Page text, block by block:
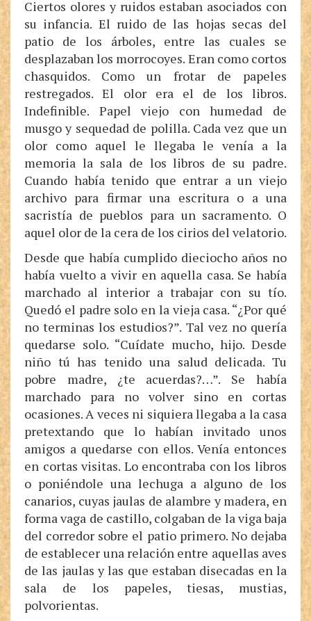
Ciertos olores y ruidos estaban asociados con
su infancia. El ruido de las hojas secas del
patio de los árboles, entre las cuales se
desplazaban los morrocoyes. Eran como cortos
chasquidos. Como un frotar de papeles
restregados. El olor era el de los libros.
Indefinible. Papel viejo con humedad de
musgo y sequedad de polilla. Cada vez que un
olor como aquel le llegaba le venía a la
memoria la sala de los libros de su padre.
Cuando había tenido que entrar a un viejo
archivo para firmar una escritura o a una
sacristía de pueblos para un sacramento. O
aquel olor de la cera de los cirios del velatorio.
Desde que había cumplido dieciocho años no
había vuelto a vivir en aquella casa. Se había
marchado al interior a trabajar con su tío.
Quedó el padre solo en la vieja casa. “¿Por qué
no terminas los estudios?”. Tal vez no quería
quedarse solo. “Cuídate mucho, hijo. Desde
niño tú has tenido una salud delicada. Tu
pobre madre, ¿te acuerdas?…”. Se había
marchado para no volver sino en cortas
ocasiones. A veces ni siquiera llegaba a la casa
pretextando que lo habían invitado unos
amigos a quedarse con ellos. Venía entonces
en cortas visitas. Lo encontraba con los libros
o poniéndole una lechuga a alguno de los
canarios, cuyas jaulas de alambre y madera, en
forma vaga de castillo, colgaban de la viga baja
del corredor sobre el patio primero. No dejaba
de establecer una relación entre aquellas aves
de las jaulas y las que estaban disecadas en la
sala de los papeles, tiesas, mustias,
polvorientas.